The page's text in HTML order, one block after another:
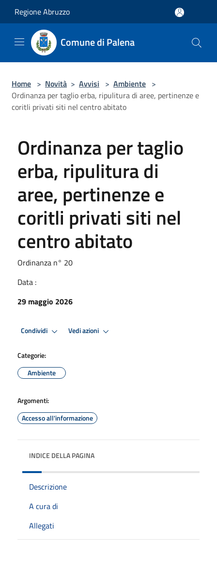
Regione Abruzzo
Comune di Palena
Home > Novità > Avvisi > Ambiente >
Ordinanza per taglio erba, ripulitura di aree, pertinenze e
coritli privati siti nel centro abitato
Ordinanza per taglio
erba, ripulitura di
aree, pertinenze e
coritli privati siti nel
centro abitato
Ordinanza n° 20
Data :
29 maggio 2026
Condividi Vedi azioni
Categorie:
Ambiente
Argomenti:
Accesso all'informazione
INDICE DELLA PAGINA
Descrizione
A cura di
Allegati